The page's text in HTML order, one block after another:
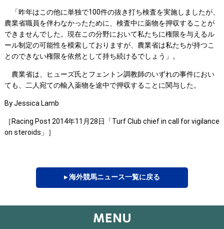
「昨年はこの他に単独で100件の抜き打ち検査を実施しましたが、
農業省職員を伴わなかったために、検査中に薬物を押収することが
できませんでした。現在この分野において私たちに権限を与えるル
ール制定の可能性を模索しておりますが、農業省は私たちが持つこ
とのできない権限を依然として持ち続けるでしょう」。
農業省は、ヒューズ氏とフェントン調教師のいずれの事件におい
ても、二人宛ての輸入薬物を途中で押収することに関与した。
By Jessica Lamb
［Racing Post 2014年11月28日「Turf Club chief in call for vigilance
on steroids」］
▸ 海外競馬ニュース一覧に戻る